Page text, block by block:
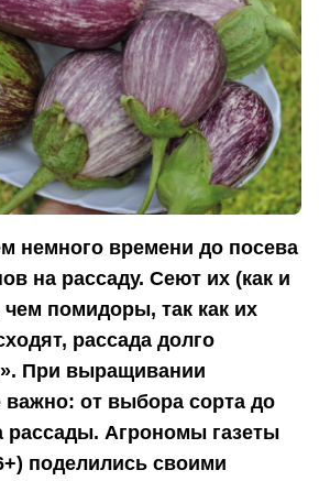
немного времени до посева
на рассаду. Сеют их (как и
помидоры, так как их
рассада долго
При выращивании
важно: от выбора сорта до
рассады. Агрономы газеты
поделились своими